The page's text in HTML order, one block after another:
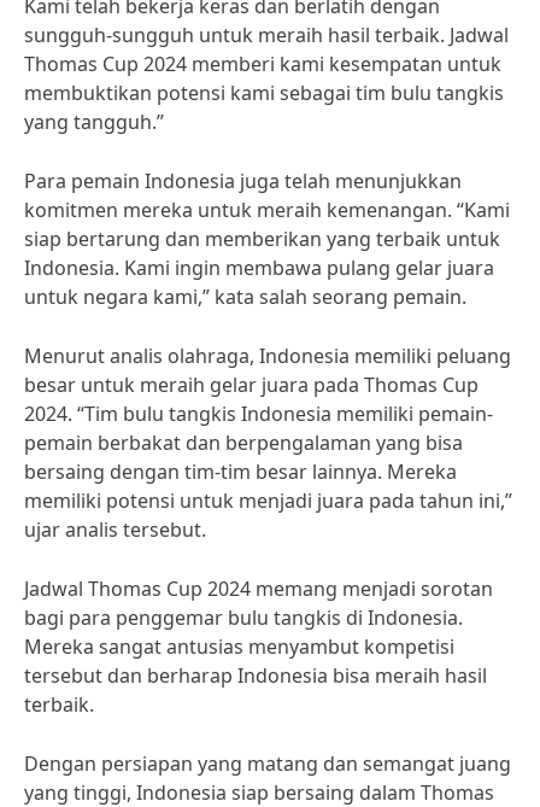
Kami telah bekerja keras dan berlatih dengan
sungguh-sungguh untuk meraih hasil terbaik. Jadwal
Thomas Cup 2024 memberi kami kesempatan untuk
membuktikan potensi kami sebagai tim bulu tangkis
yang tangguh.”
Para pemain Indonesia juga telah menunjukkan
komitmen mereka untuk meraih kemenangan. “Kami
siap bertarung dan memberikan yang terbaik untuk
Indonesia. Kami ingin membawa pulang gelar juara
untuk negara kami,” kata salah seorang pemain.
Menurut analis olahraga, Indonesia memiliki peluang
besar untuk meraih gelar juara pada Thomas Cup
2024. “Tim bulu tangkis Indonesia memiliki pemain-
pemain berbakat dan berpengalaman yang bisa
bersaing dengan tim-tim besar lainnya. Mereka
memiliki potensi untuk menjadi juara pada tahun ini,”
ujar analis tersebut.
Jadwal Thomas Cup 2024 memang menjadi sorotan
bagi para penggemar bulu tangkis di Indonesia.
Mereka sangat antusias menyambut kompetisi
tersebut dan berharap Indonesia bisa meraih hasil
terbaik.
Dengan persiapan yang matang dan semangat juang
yang tinggi, Indonesia siap bersaing dalam Thomas